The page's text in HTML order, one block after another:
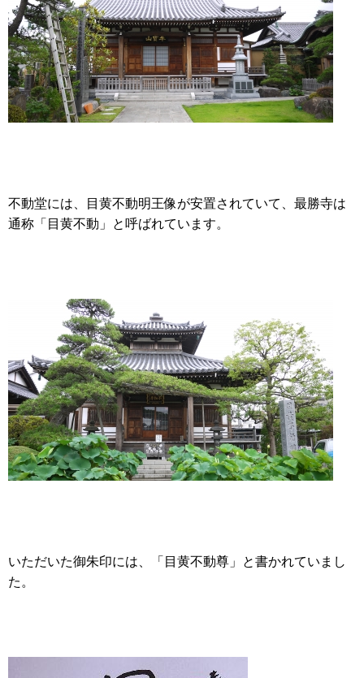
不動堂には、目黄不動明王像が安置されていて、最勝寺は
通称「目黄不動」と呼ばれています。
いただいた御朱印には、「目黄不動尊」と書かれていまし
た。